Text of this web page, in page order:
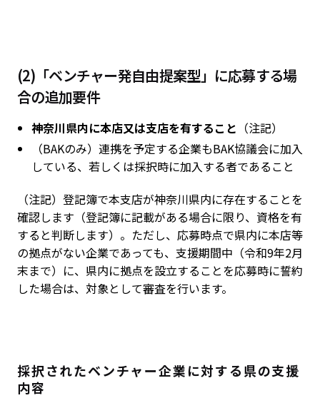
(2)「ベンチャー発自由提案型」に応募する場
合の追加要件
神奈川県内に本店又は支店を有すること （注記）
（BAKのみ）連携を予定する企業もBAK協議会に加入
している、若しくは採択時に加入する者であること
（注記）登記簿で本支店が神奈川県内に存在することを
確認します（登記簿に記載がある場合に限り、資格を有
すると判断します）。ただし、応募時点で県内に本店等
の拠点がない企業であっても、支援期間中（令和9年2月
末まで）に、県内に拠点を設立することを応募時に誓約
した場合は、対象として審査を行います。
採択されたベンチャー企業に対する県の支援
内容